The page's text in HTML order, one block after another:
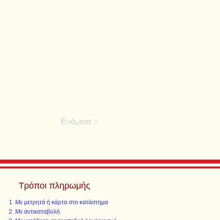
Επόμενο >
Τρόποι πληρωμής
Με μετρητά ή κάρτα στο κατάστημα
Με αντικαταβολή